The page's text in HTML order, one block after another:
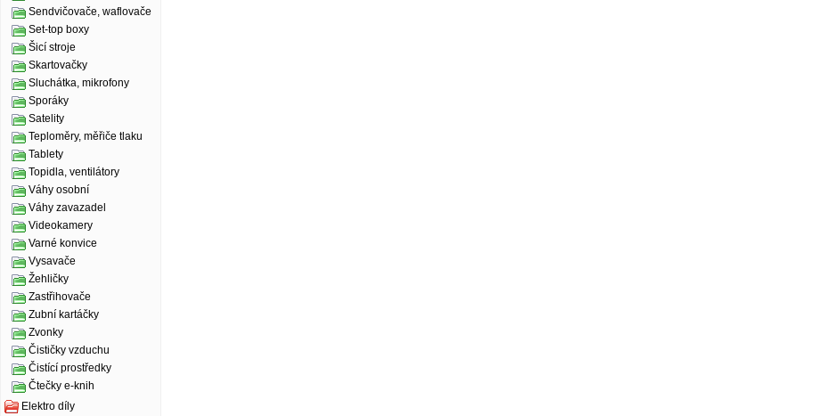
Sendvičovače, waflovače
Set-top boxy
Šicí stroje
Skartovačky
Sluchátka, mikrofony
Sporáky
Satelity
Teploměry, měřiče tlaku
Tablety
Topidla, ventilátory
Váhy osobní
Váhy zavazadel
Videokamery
Varné konvice
Vysavače
Žehličky
Zastřihovače
Zubní kartáčky
Zvonky
Čističky vzduchu
Čistící prostředky
Čtečky e-knih
Elektro díly